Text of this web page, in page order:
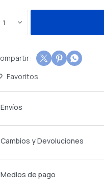
1
  
Envíos
Cambios y Devoluciones
Medios de pago